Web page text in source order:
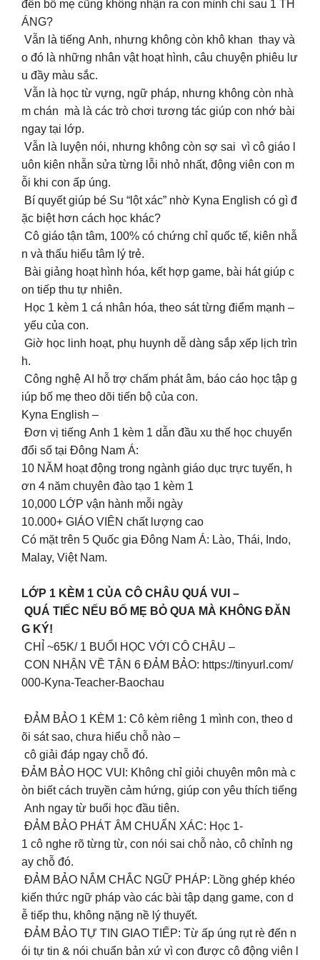
đến bố mẹ cũng không nhận ra con mình chỉ sau 1 TH
ÁNG?
Vẫn là tiếng Anh, nhưng không còn khô khan thay và
o đó là những nhân vật hoạt hình, câu chuyện phiêu lư
u đầy màu sắc.
Vẫn là học từ vựng, ngữ pháp, nhưng không còn nhà
m chán mà là các trò chơi tương tác giúp con nhớ bài
ngay tại lớp.
Vẫn là luyện nói, nhưng không còn sợ sai vì cô giáo l
uôn kiên nhẫn sửa từng lỗi nhỏ nhất, động viên con m
ỗi khi con ấp úng.
Bí quyết giúp bé Su “lột xác” nhờ Kyna English có gì đ
ặc biệt hơn cách học khác?
Cô giáo tận tâm, 100% có chứng chỉ quốc tế, kiên nhẫ
n và thấu hiểu tâm lý trẻ.
Bài giảng hoạt hình hóa, kết hợp game, bài hát giúp c
on tiếp thu tự nhiên.
Học 1 kèm 1 cá nhân hóa, theo sát từng điểm mạnh –
yếu của con.
Giờ học linh hoạt, phụ huynh dễ dàng sắp xếp lịch trìn
h.
Công nghệ AI hỗ trợ chấm phát âm, báo cáo học tập g
iúp bố mẹ theo dõi tiến bộ của con.
Kyna English –
Đơn vị tiếng Anh 1 kèm 1 dẫn đầu xu thế học chuyển
đổi số tại Đông Nam Á:
10 NĂM hoạt động trong ngành giáo dục trực tuyến, h
ơn 4 năm chuyên đào tạo 1 kèm 1
10,000 LỚP vận hành mỗi ngày
10.000+ GIÁO VIÊN chất lượng cao
Có mặt trên 5 Quốc gia Đông Nam Á: Lào, Thái, Indo,
Malay, Việt Nam.
LỚP 1 KÈM 1 CỦA CÔ CHÂU QUÁ VUI –
QUÁ TIẾC NẾU BỐ MẸ BỎ QUA MÀ KHÔNG ĐĂN
G KÝ!
CHỈ ~65K/ 1 BUỔI HỌC VỚI CÔ CHÂU –
CON NHẬN VỀ TẬN 6 ĐẢM BẢO: https://tinyurl.com/
000-Kyna-Teacher-Baochau
ĐẢM BẢO 1 KÈM 1: Cô kèm riêng 1 mình con, theo d
õi sát sao, chưa hiểu chỗ nào –
cô giải đáp ngay chỗ đó.
ĐẢM BẢO HỌC VUI: Không chỉ giỏi chuyên môn mà c
òn biết cách truyền cảm hứng, giúp con yêu thích tiếng
Anh ngay từ buổi học đầu tiên.
ĐẢM BẢO PHÁT ÂM CHUẨN XÁC: Học 1-
1 cô nghe rõ từng từ, con nói sai chỗ nào, cô chỉnh ng
ay chỗ đó.
ĐẢM BẢO NẮM CHẮC NGỮ PHÁP: Lồng ghép khéo
kiến thức ngữ pháp vào các bài tập dạng game, con d
ễ tiếp thu, không nặng nề lý thuyết.
ĐẢM BẢO TỰ TIN GIAO TIẾP: Từ ấp úng rụt rè đến n
ói tự tin & nói chuẩn bản xứ vì con được cô động viên l